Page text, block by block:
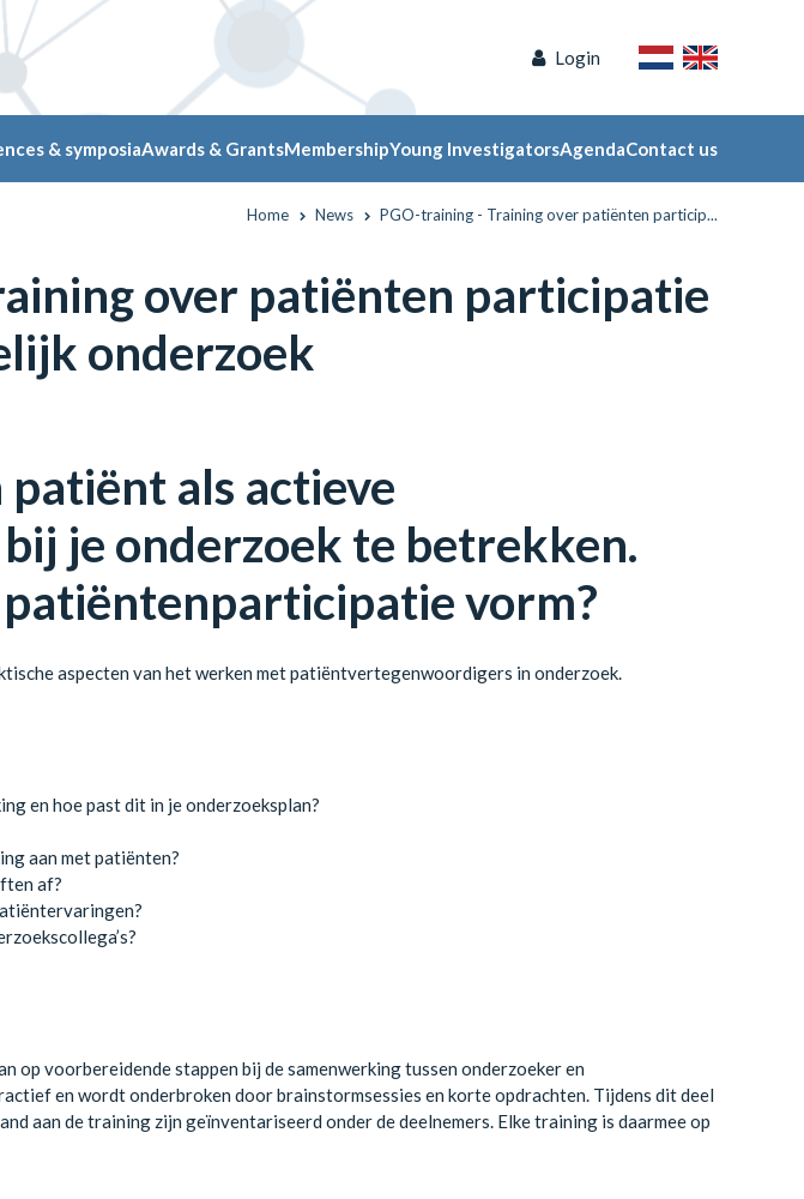
Login
& symposiaAwards & GrantsMembershipYoung InvestigatorsAgendaContact us
Home News PGO-training - Training over patiënten particip...
over patiënten participatie
onderzoek
als actieve
je onderzoek te betrekken.
vorm?
aspecten van het werken met patiëntvertegenwoordigers in onderzoek.
en hoe past dit in je onderzoeksplan?
aan met patiënten?
af?
op voorbereidende stappen bij de samenwerking tussen onderzoeker en
en wordt onderbroken door brainstormsessies en korte opdrachten. Tijdens dit deel
aan de training zijn geïnventariseerd onder de deelnemers. Elke training is daarmee op